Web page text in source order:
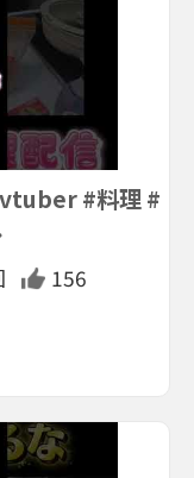
#料理 #
156